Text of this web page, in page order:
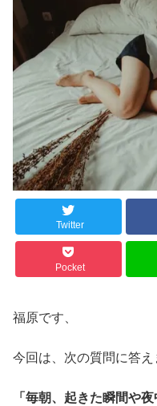
Twitter
Pocket
福原です、
今回は、次の質問に答え
「毎朝、起きた瞬間や